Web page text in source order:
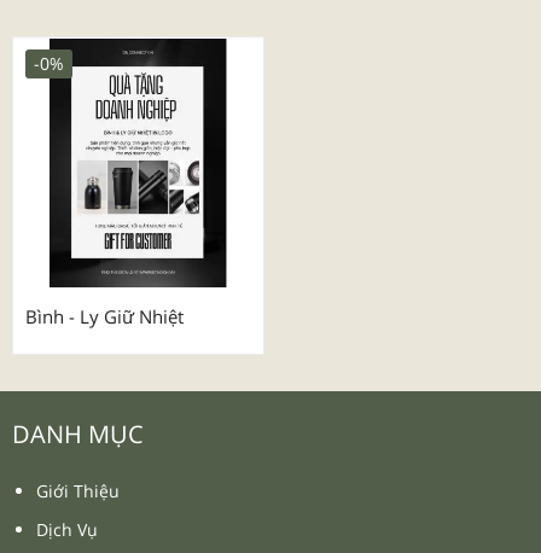
Bình - Ly Giữ Nhiệt
-0%
DANH MỤC
Giới Thiệu
Dịch Vụ